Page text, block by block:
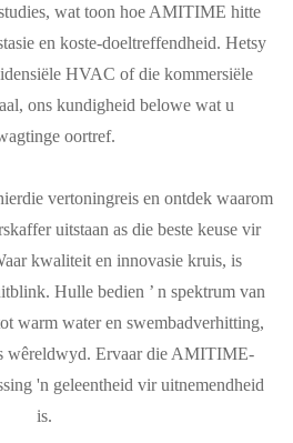
wat toon hoe AMITIME hitte
en koste-doeltreffendheid. Hetsy
HVAC of die kommersiële
ons kundigheid belowe wat u
oortref.
vertoningreis en ontdek waarom
uitstaan as die beste keuse vir
kwaliteit en innovasie kruis, is
Hulle bedien ’ n spektrum van
warm water en swembadverhitting,
wêreldwyd. Ervaar die AMITIME-
'n geleentheid vir uitnemendheid
is.